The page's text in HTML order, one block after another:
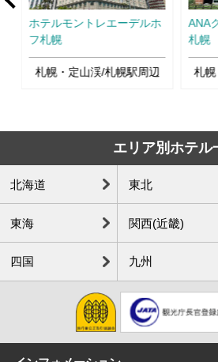
ホテルモントレエーデルホ
フ札幌
札幌・定山渓/札幌駅周辺
ANA
札幌
札
エリア別ホテル
北海道 東北
東海 関西(近畿)
四国 九州